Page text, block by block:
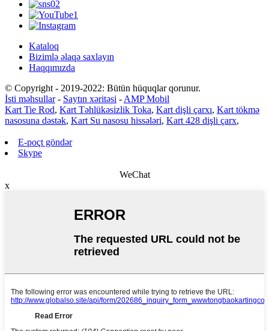
Kataloq
Bizimlə əlaqə saxlayın
Haqqımızda
© Copyright - 2019-2022: Bütün hüquqlar qorunur.
İsti məhsullar- Saytın xəritəsi - AMP Mobil
Kart Tie Rod, Kart Təhlükəsizlik Toka, Kart dişli çarxı, Kart tökmə
nasosuna dəstək, Kart Su nasosu hissələri, Kart 428 dişli çarx,
E-poçt göndər
Skype
WeChat
x